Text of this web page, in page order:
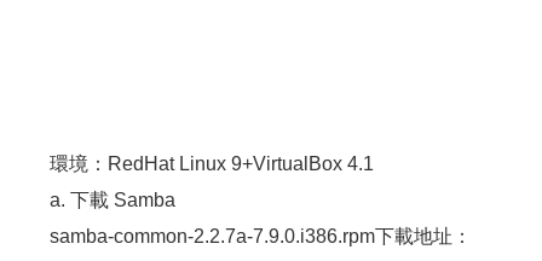
環境：RedHat Linux 9+VirtualBox 4.1
a. 下載 Samba
samba-common-2.2.7a-7.9.0.i386.rpm下載地址：